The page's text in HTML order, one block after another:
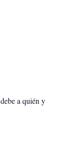
a quién y